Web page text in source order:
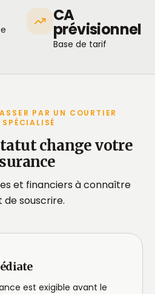
CA
prévisionnel
Base de tarif
PAR UN COURTIER
SPÉCIALISÉ
change votre
et financiers à connaître
de souscrire.
est exigible avant le